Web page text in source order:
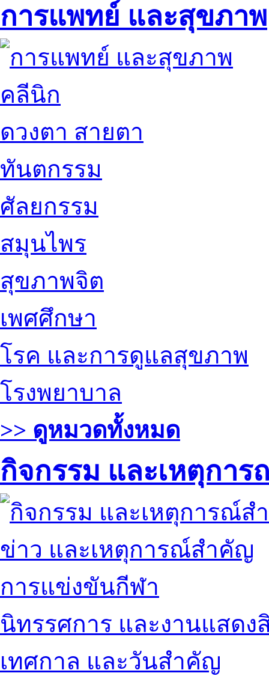
การแพทย์ และสุขภาพ
คลีนิก
ดวงตา สายตา
ทันตกรรม
ศัลยกรรม
สมุนไพร
สุขภาพจิต
เพศศึกษา
โรค และการดูแลสุขภาพ
โรงพยาบาล
>> ดูหมวดทั้งหมด
กิจกรรม และเหตุกา
ข่าว และเหตุการณ์สำคัญ
การแข่งขันกีฬา
นิทรรศการ และงานแสดง
เทศกาล และวันสำคัญ